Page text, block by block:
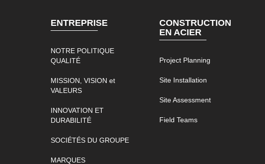
ENTREPRISE
NOTRE POLITIQUE
QUALITÉ
MISSION, VISION et
VALEURS
INNOVATION ET
DURABILITÉ
SOCIÉTÉS DU GROUPE
MARQUES
CONSTRUCTION
EN ACIER
Project Planning
Site Installation
Site Assessment
Field Teams